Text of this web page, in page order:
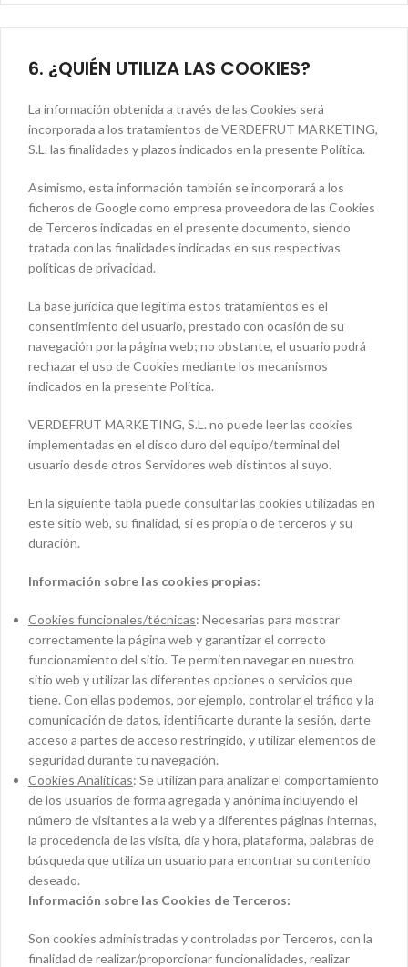
6. ¿QUIÉN UTILIZA LAS COOKIES?
La información obtenida a través de las Cookies será
incorporada a los tratamientos de VERDEFRUT MARKETING,
S.L. las finalidades y plazos indicados en la presente Política.
Asimismo, esta información también se incorporará a los
ficheros de Google como empresa proveedora de las Cookies
de Terceros indicadas en el presente documento, siendo
tratada con las finalidades indicadas en sus respectivas
políticas de privacidad.
La base jurídica que legitima estos tratamientos es el
consentimiento del usuario, prestado con ocasión de su
navegación por la página web; no obstante, el usuario podrá
rechazar el uso de Cookies mediante los mecanismos
indicados en la presente Política.
VERDEFRUT MARKETING, S.L. no puede leer las cookies
implementadas en el disco duro del equipo/terminal del
usuario desde otros Servidores web distintos al suyo.
En la siguiente tabla puede consultar las cookies utilizadas en
este sitio web, su finalidad, si es propia o de terceros y su
duración.
Información sobre las cookies propias:
Cookies funcionales/técnicas: Necesarias para mostrar
correctamente la página web y garantizar el correcto
funcionamiento del sitio. Te permiten navegar en nuestro
sitio web y utilizar las diferentes opciones o servicios que
tiene. Con ellas podemos, por ejemplo, controlar el tráfico y la
comunicación de datos, identificarte durante la sesión, darte
acceso a partes de acceso restringido, y utilizar elementos de
seguridad durante tu navegación.
Cookies Analíticas: Se utilizan para analizar el comportamiento
de los usuarios de forma agregada y anónima incluyendo el
número de visitantes a la web y a diferentes páginas internas,
la procedencia de las visita, día y hora, plataforma, palabras de
búsqueda que utiliza un usuario para encontrar su contenido
deseado.
Información sobre las Cookies de Terceros:
Son cookies administradas y controladas por Terceros, con la
finalidad de realizar/proporcionar funcionalidades, realizar